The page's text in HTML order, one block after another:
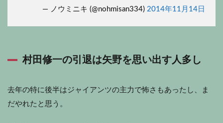
— ノウミニキ (@nohmisan334) 2014年11月14日
村田修一の引退は矢野を思い出す人多し
去年の特に後半はジャイアンツの主力で怖さもあったし、ま
だやれたと思う。